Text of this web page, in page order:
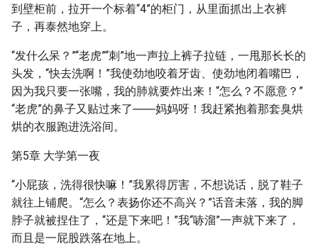
到壁柜前，拉开一个标着“4”的柜门，从里面抓出上衣裤
子，再泰然地穿上。
“发什么呆？”“老虎”“刺”地一声拉上裤子拉链，一甩那长长的
头发，“快去洗啊！”我使劲地咬着牙齿、使劲地闭着嘴巴，
因为我只要一张嘴，我的肺就要炸出来！“怎么？不愿意？”
“老虎”的鼻子又贴过来了――妈妈呀！我赶紧抱着那套臭烘
烘的衣服跑进洗浴间。
第5章 大学第一夜
“小屁孩，洗得很快嘛！”我累得厉害，不想说话，脱了鞋子
就往上铺爬。“怎么？表扬你还不高兴？”话音未落，我的脚
脖子就被捏住了，“还是下来吧！”我“哧溜”一声就下来了，
而且是一屁股跌落在地上。